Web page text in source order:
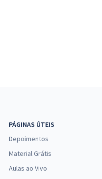
PÁGINAS ÚTEIS
Depoimentos
Material Grátis
Aulas ao Vivo